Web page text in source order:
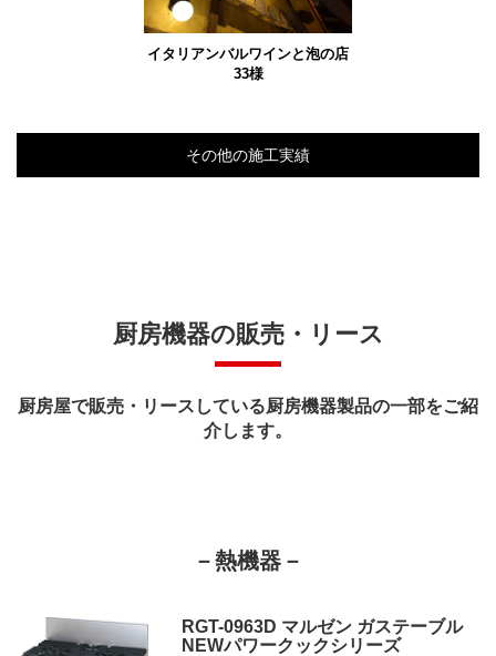
イタリアンバルワインと泡の店
33様
その他の施工実績
厨房機器の販売・リース
厨房屋で販売・リースしている厨房機器製品の一部をご紹
介します。
－熱機器－
RGT-0963D マルゼン ガステーブル
NEWパワークックシリーズ